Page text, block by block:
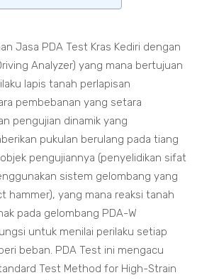
Jasa PDA Test Kras Kediri dengan
Analyzer) yang mana bertujuan
lapis tanah perlapisan
pembebanan yang setara
pengujian dinamik yang
pukulan berulang pada tiang
pengujiannya (penyelidikan sifat
sistem gelombang yang
hammer), yang mana reaksi tanah
pada gelombang PDA-W
untuk menilai perilaku setiap
beban. PDA Test ini mengacu
Test Method for High-Strain